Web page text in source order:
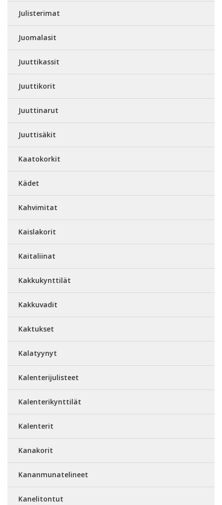
Julisterimat
Juomalasit
Juuttikassit
Juuttikorit
Juuttinarut
Juuttisäkit
Kaatokorkit
Kädet
Kahvimitat
Kaislakorit
Kaitaliinat
Kakkukynttilät
Kakkuvadit
Kaktukset
Kalatyynyt
Kalenterijulisteet
Kalenterikynttilät
Kalenterit
Kanakorit
Kananmunatelineet
Kanelitontut